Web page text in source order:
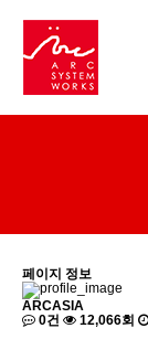
페이지 정보
ARCASIA
0건
12,066회